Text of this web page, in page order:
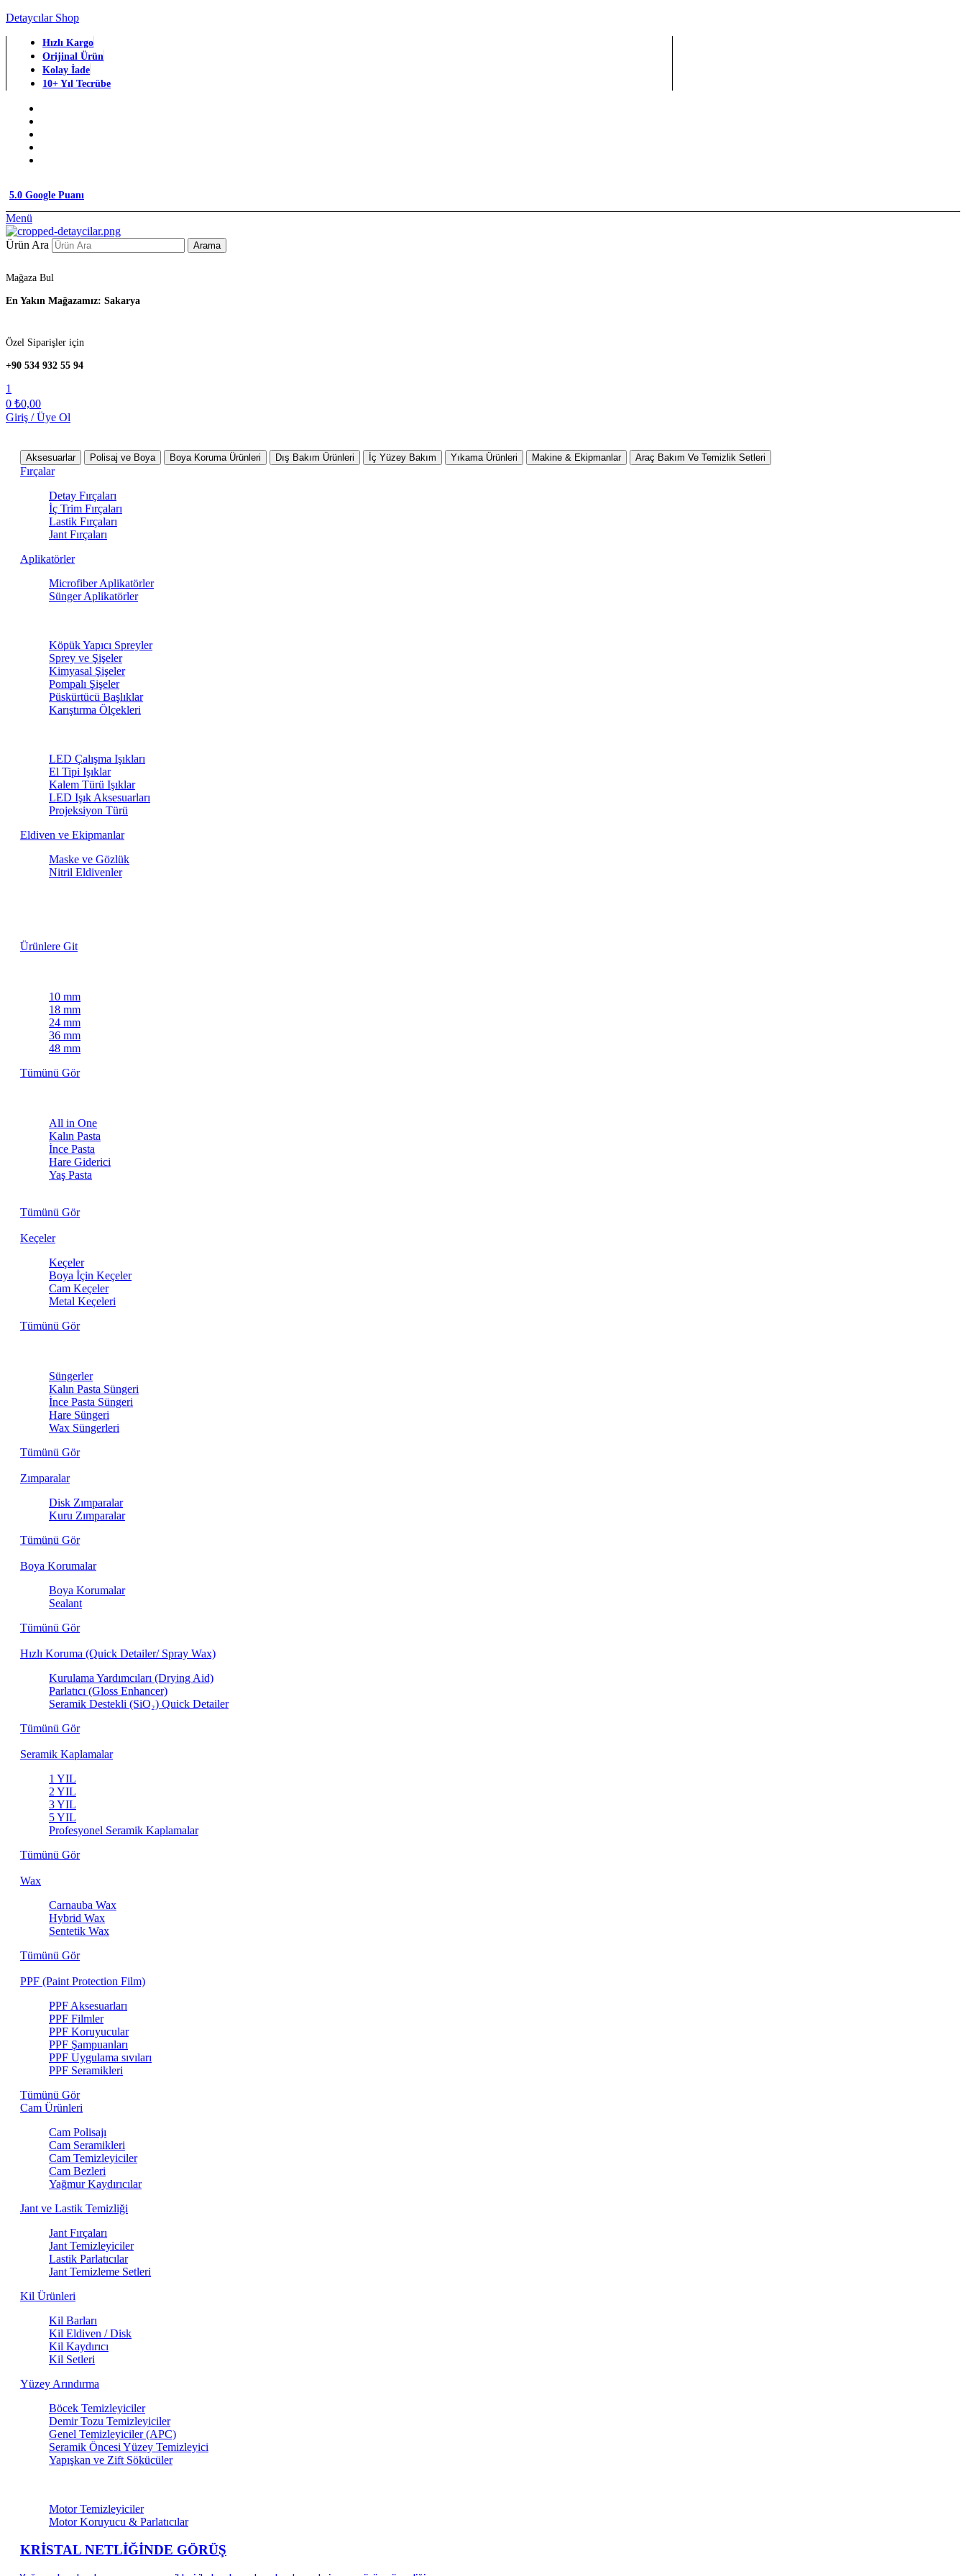
Detaycılar Shop
Hızlı Kargo
Orijinal Ürün
Kolay İade
10+ Yıl Tecrübe
5.0 Google Puanı
Menü
Ürün Ara Arama
Mağaza Bul
En Yakın Mağazamız: Sakarya
Özel Siparişler için
+90 534 932 55 94
1
0 ₺0,00
Giriş / Üye Ol
Aksesuarlar Polisaj ve Boya Boya Koruma Ürünleri Dış Bakım Ürünleri İç Yüzey Bakım Yıkama Ürünleri Makine & Ekipmanlar Araç Bakım Ve Temizlik Setleri
Fırçalar
Detay Fırçaları
İç Trim Fırçaları
Lastik Fırçaları
Jant Fırçaları
Aplikatörler
Microfiber Aplikatörler
Sünger Aplikatörler
Köpük Yapıcı Spreyler
Sprey ve Şişeler
Kimyasal Şişeler
Pompalı Şişeler
Püskürtücü Başlıklar
Karıştırma Ölçekleri
LED Çalışma Işıkları
El Tipi Işıklar
Kalem Türü Işıklar
LED Işık Aksesuarları
Projeksiyon Türü
Eldiven ve Ekipmanlar
Maske ve Gözlük
Nitril Eldivenler
Ürünlere Git
10 mm
18 mm
24 mm
36 mm
48 mm
Tümünü Gör
All in One
Kalın Pasta
İnce Pasta
Hare Giderici
Yaş Pasta
Tümünü Gör
Keçeler
Keçeler
Boya İçin Keçeler
Cam Keçeler
Metal Keçeleri
Tümünü Gör
Süngerler
Kalın Pasta Süngeri
İnce Pasta Süngeri
Hare Süngeri
Wax Süngerleri
Tümünü Gör
Zımparalar
Disk Zımparalar
Kuru Zımparalar
Tümünü Gör
Boya Korumalar
Boya Korumalar
Sealant
Tümünü Gör
Hızlı Koruma (Quick Detailer/ Spray Wax)
Kurulama Yardımcıları (Drying Aid)
Parlatıcı (Gloss Enhancer)
Seramik Destekli (SiO₂) Quick Detailer
Tümünü Gör
Seramik Kaplamalar
1 YIL
2 YIL
3 YIL
5 YIL
Profesyonel Seramik Kaplamalar
Tümünü Gör
Wax
Carnauba Wax
Hybrid Wax
Sentetik Wax
Tümünü Gör
PPF (Paint Protection Film)
PPF Aksesuarları
PPF Filmler
PPF Koruyucular
PPF Şampuanları
PPF Uygulama sıvıları
PPF Seramikleri
Tümünü Gör
Cam Ürünleri
Cam Polisajı
Cam Seramikleri
Cam Temizleyiciler
Cam Bezleri
Yağmur Kaydırıcılar
Jant ve Lastik Temizliği
Jant Fırçaları
Jant Temizleyiciler
Lastik Parlatıcılar
Jant Temizleme Setleri
Kil Ürünleri
Kil Barları
Kil Eldiven / Disk
Kil Kaydırıcı
Kil Setleri
Yüzey Arındırma
Böcek Temizleyiciler
Demir Tozu Temizleyiciler
Genel Temizleyiciler (APC)
Seramik Öncesi Yüzey Temizleyici
Yapışkan ve Zift Sökücüler
Motor Temizleyiciler
Motor Koruyucu & Parlatıcılar
KRİSTAL NETLİĞİNDE GÖRÜŞ